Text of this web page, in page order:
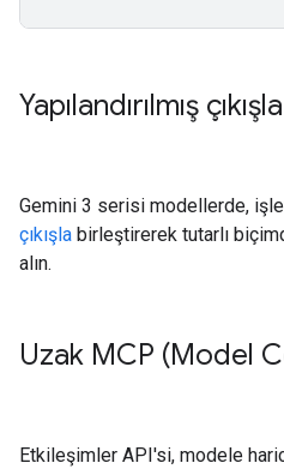
Yapılandırılmış
Gemini 3 serisi modellerde,
çıkışla birleştirerek tutarlı
alın.
Uzak MCP (Model
Etkileşimler API'si, modele